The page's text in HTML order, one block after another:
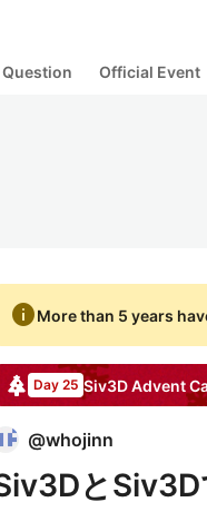
Question Official Event
infoMore than 5 years
Day 25 Siv3DAdvent
@whojinn
と